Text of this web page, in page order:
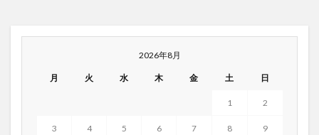
2026年8月
月 火 水 木 金 土 日
1 2
3 4 5 6 7 8 9